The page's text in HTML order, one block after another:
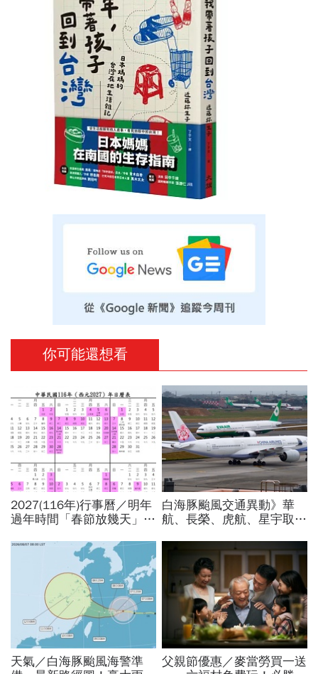
你可能還想看
2027(116年)行事曆／明年
過年時間「春節放幾天」、
天以上有9個：請假懶人包
白海豚颱風交通異動》華
航、長榮、虎航、星宇取消
飛沖繩！台鐵高鐵公路管制
不斷更新
天氣／白海豚颱風海警準
父親節優惠／麥當勞買一送